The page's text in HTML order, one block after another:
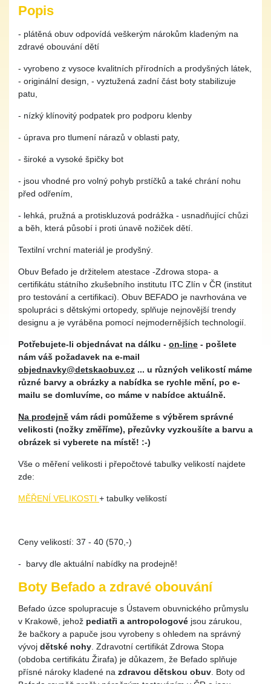
Popis
- plátěná obuv odpovídá veškerým nárokům kladeným na
zdravé obouvání dětí
- vyrobeno z vysoce kvalitních přírodních a prodyšných látek,
- originální design, - vyztužená zadní část boty stabilizuje
patu,
- nízký klínovitý podpatek pro podporu klenby
- úprava pro tlumení nárazů v oblasti paty,
- široké a vysoké špičky bot
- jsou vhodné pro volný pohyb prstíčků a také chrání nohu
před odřením,
- lehká, pružná a protiskluzová podrážka - usnadňující chůzi
a běh, která působí i proti únavě nožiček dětí.
Textilní vrchní materiál je prodyšný.
Obuv Befado je držitelem atestace -Zdrowa stopa- a
certifikátu státního zkušebního institutu ITC Zlín v ČR (institut
pro testování a certifikaci). Obuv BEFADO je navrhována ve
spolupráci s dětskými ortopedy, splňuje nejnovější trendy
designu a je vyráběna pomocí nejmodernějších technologií.
Potřebujete-li objednávat na dálku - on-line - pošlete
nám váš požadavek na e-mail
objednavky@detskaobuv.cz ... u různých velikostí máme
různé barvy a obrázky a nabídka se rychle mění, po e-
mailu se domluvíme, co máme v nabídce aktuálně.
Na prodejně vám rádi pomůžeme s výběrem správné
velikosti (nožky změříme), přezůvky vyzkoušíte a barvu a
obrázek si vyberete na místě! :-)
Vše o měření velikosti i přepočtové tabulky velikostí najdete
zde:
MĚŘENÍ VELIKOSTI + tabulky velikostí
Ceny velikostí: 37 - 40 (570,-)
- barvy dle aktuální nabídky na prodejně!
Boty Befado a zdravé obouvání
Befado úzce spolupracuje s Ústavem obuvnického průmyslu
v Krakowě, jehož pediatři a antropologové jsou zárukou,
že bačkory a papuče jsou vyrobeny s ohledem na správný
vývoj dětské nohy . Zdravotní certifikát Zdrowa Stopa
(obdoba certifikátu Žirafa) je důkazem, že Befado splňuje
přísné nároky kladené na zdravou dětskou obuv . Boty od